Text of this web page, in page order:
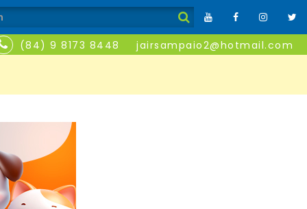
(84) 9 8173 8448 jairsampaio2@hotmail.com